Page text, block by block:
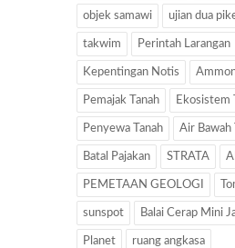
objek samawi ujian dua
takwim Perintah Larangan
Kepentingan Notis
Pemajak Tanah Ekosistem
Penyewa Tanah Air Bawah
Batal Pajakan STRATA
PEMETAAN GEOLOGI
sunspot Balai Cerap Mini
Planet ruang angkasa